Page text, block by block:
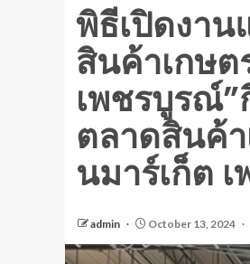
พิธีเปิดงา
สินค้าเกษ
เพชรบูรณ์”
ตลาดสินค้
นมาร์เก็ต
admin October 13, 2024